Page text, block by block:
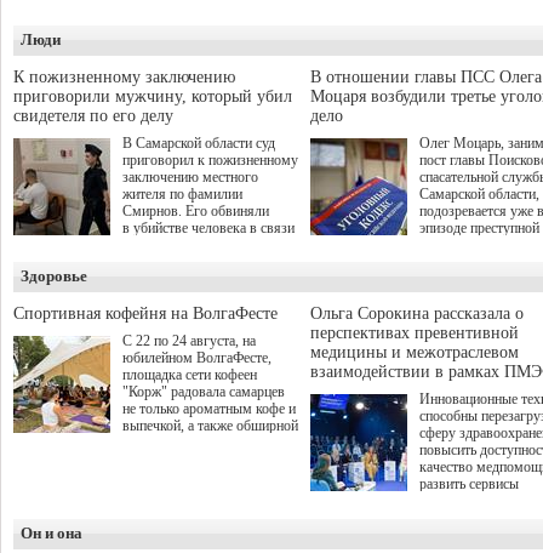
Живайкина, направленные
на трудоустройство и более
спокойную адаптацию к
мирной жизни.
игре "Мир танков"
выступили
партия "Единая
игровая студия
Люди
К пожизненному заключению
приговорили мужчину, который убил
свидетеля по его делу
В Самарской области суд
приговорил к пожизненному
заключению местного
жителя по фамилии
Смирнов. Его обвиняли
в убийстве человека в связи
В отношении главы ПСС Олега
Моцаря возбудили третье
дело
Олег Моцарь,
пост главы
спасательной
Самарской области,
подозревается уже
эпизоде преступной
а сам он
Здоровье
Спортивная кофейня на ВолгаФесте
С 22 по 24 августа, на
юбилейном ВолгаФесте,
площадка сети кофеен
"Корж" радовала самарцев
не только ароматным кофе и
выпечкой, а также обширной
Ольга Сорокина рассказала о
перспективах превентивной
медицины и межотраслевом
взаимодействии в рамках
Инновационные
способны
сферу
повысить
качество
развить сервисы
Он и она